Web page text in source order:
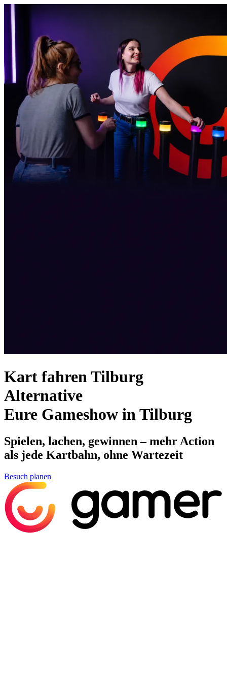
Kart fahren Tilburg
Alternative
Eure Gameshow in Tilburg
Spielen, lachen, gewinnen – mehr Action
als jede Kartbahn, ohne Wartezeit
Besuch planen